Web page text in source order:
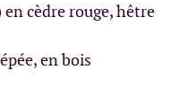
en cèdre rouge, hêtre
en bois